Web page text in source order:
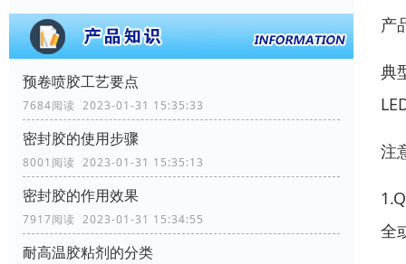
预卷喷胶工艺要点
7684阅读 2023-01-31 15:35:33
密封胶的使用步骤
8001阅读 2023-01-31 15:35:13
密封胶的作用效果
7917阅读 2023-01-31 15:34:55
耐高温胶粘剂的分类
产
典
注
全